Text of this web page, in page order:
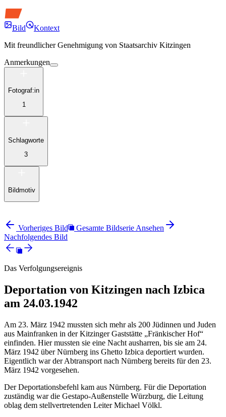
Bild
Kontext
Mit freundlicher Genehmigung von Staatsarchiv Kitzingen
Anmerkungen
Fotograf:in
1
Schlagworte
3
Bildmotiv
Vorheriges Bild
Gesamte Bildserie Ansehen
Nachfolgendes Bild
Das Verfolgungsereignis
Deportation von Kitzingen nach Izbica
am 24.03.1942
Am 23. März 1942 mussten sich mehr als 200 Jüdinnen und Juden
aus Mainfranken in der Kitzinger Gaststätte „Fränkischer Hof“
einfinden. Hier mussten sie eine Nacht ausharren, bis sie am 24.
März 1942 über Nürnberg ins Ghetto Izbica deportiert wurden.
Eigentlich war der Abtransport nach Nürnberg bereits für den 23.
März 1942 vorgesehen.
Der Deportationsbefehl kam aus Nürnberg. Für die Deportation
zuständig war die Gestapo-Außenstelle Würzburg, die Leitung
oblag dem stellvertretenden Leiter Michael Völkl.